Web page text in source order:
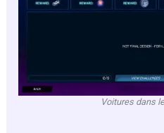
Voitures dans